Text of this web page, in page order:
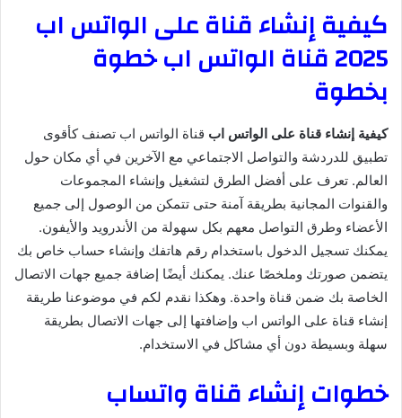
كيفية إنشاء قناة على الواتس اب
2025 قناة الواتس اب خطوة
بخطوة
كيفية إنشاء قناة على الواتس اب قناة الواتس اب تصنف كأقوى
تطبيق للدردشة والتواصل الاجتماعي مع الآخرين في أي مكان حول
العالم. تعرف على أفضل الطرق لتشغيل وإنشاء المجموعات
والقنوات المجانية بطريقة آمنة حتى تتمكن من الوصول إلى جميع
الأعضاء وطرق التواصل معهم بكل سهولة من الأندرويد والأيفون.
يمكنك تسجيل الدخول باستخدام رقم هاتفك وإنشاء حساب خاص بك
يتضمن صورتك وملخصًا عنك. يمكنك أيضًا إضافة جميع جهات الاتصال
الخاصة بك ضمن قناة واحدة. وهكذا نقدم لكم في موضوعنا طريقة
إنشاء قناة على الواتس اب وإضافتها إلى جهات الاتصال بطريقة
سهلة وبسيطة دون أي مشاكل في الاستخدام.
خطوات إنشاء قناة واتساب